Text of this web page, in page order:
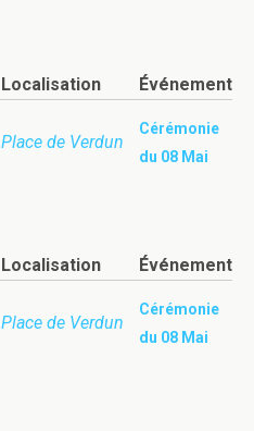
Localisation Événement
Place de Verdun
Cérémonie
du 08 Mai
Localisation Événement
Place de Verdun
Cérémonie
du 08 Mai